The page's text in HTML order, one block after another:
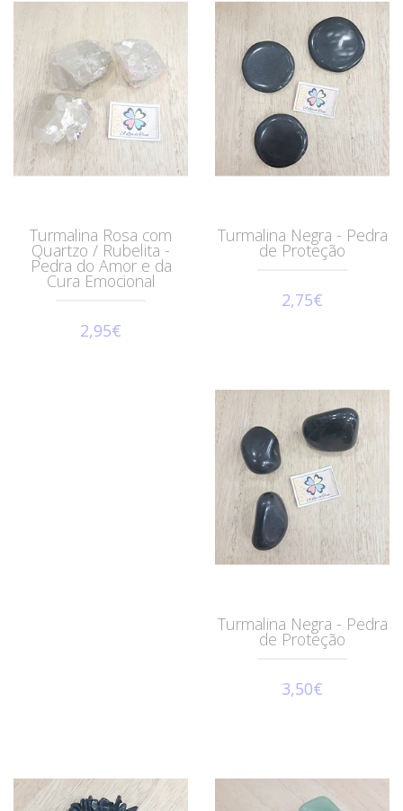
Turmalina Rosa com
Quartzo / Rubelita -
Pedra do Amor e da
Cura Emocional
2,95€
Turmalina Negra - Pedra
de Proteção
2,75€
Turmalina Negra - Pedra
de Proteção
3,50€